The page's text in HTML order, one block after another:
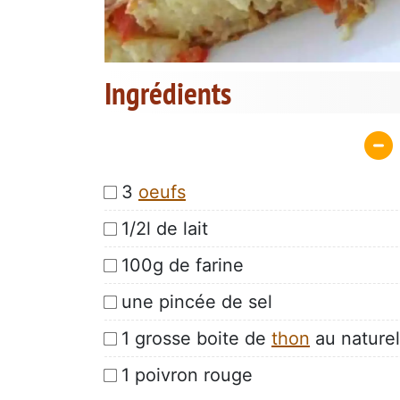
Ingrédients
3 oeufs
1/2l de lait
100g de farine
une pincée de sel
1 grosse boite de thon au naturel
1 poivron rouge